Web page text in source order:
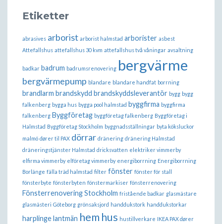
Etiketter
abrasives arborist arborist halmstad arborister asbest
Attefallshus attefallshus 30 kvm attefallshus två våningar avsaltning
badkar badrum badrumsrenovering bergvärme
bergvärmepump blandare blandare handfat borrning
brandlarm brandskydd brandskyddsleverantör bygg bygg
falkenberg bygga hus bygga pool halmstad byggfirma byggfirma
falkenberg Byggföretag byggföretag falkenberg Byggföretag i
Halmstad Byggföretag Stockholm byggnadsställningar byta köksluckor
malmö dører til PAX dörrar dränering dränering Halmstad
dräneringstjänster Halmstad dricksvatten elektriker vimmerby
elfirma vimmerby elföretag vimmerby energiborrning Energiborrning
Borlänge fälla träd halmstad filter fönster fönster för stall
fönsterbyte fönsterbyten fönstermarkiser fönsterrenovering
Fönsterrenovering Stockholm fristående badkar glasmästare
glasmästeri Göteborg grönsaksjord handdukstork handdukstorkar
harplinge lantmän hem hus hustillverkare IKEA PAX dører